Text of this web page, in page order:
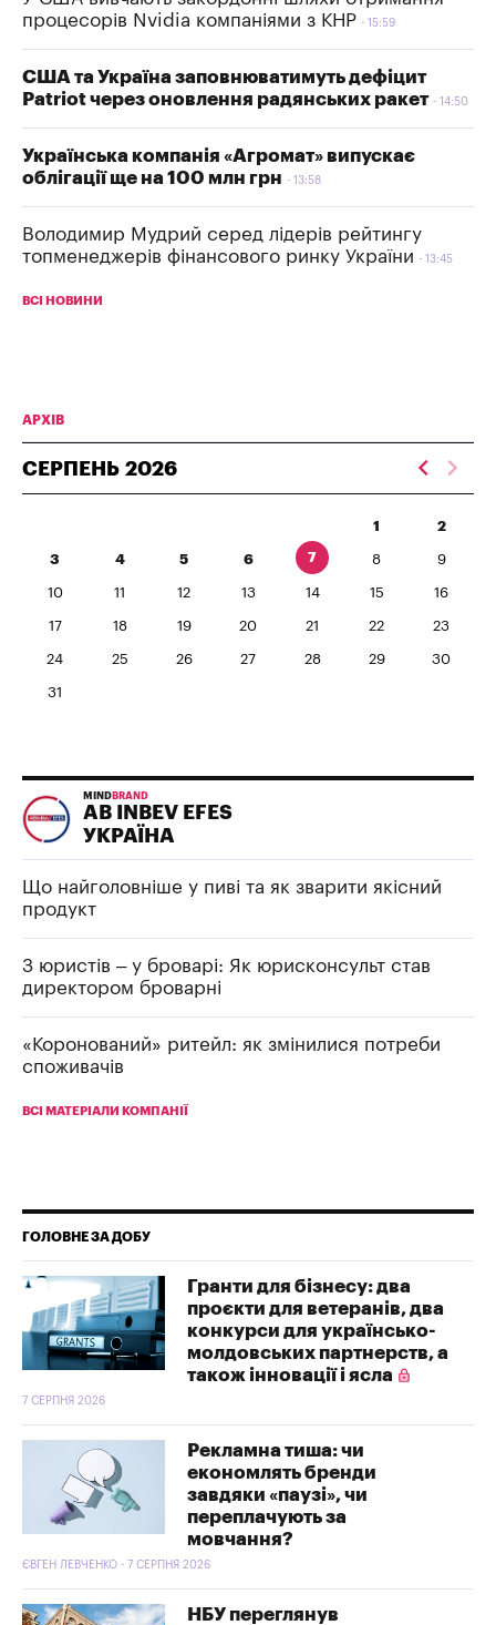
процесорів Nvidia компаніями з КНР
15:59
США та Україна заповнюватимуть дефіцит
Patriot через оновлення радянських ракет
14:50
Українська компанія «Агромат» випускає
облігації ще на 100 млн грн
13:58
Володимир Мудрий серед лідерів рейтингу
топменеджерів фінансового ринку України
13:45
ВСІ НОВИНИ
АРХІВ
СЕРПЕНЬ 2026
1 2
3 4 5 6 7 8 9
10 11 12 13 14 15 16
17 18 19 20 21 22 23
24 25 26 27 28 29 30
31
MIND BRAND
AB INBEV EFES
УКРАЇНА
Що найголовніше у пиві та як зварити якісний
продукт
З юристів – у броварі: Як юрисконсульт став
директором броварні
«Коронований» ритейл: як змінилися потреби
споживачів
ВСІ МАТЕРІАЛИ КОМПАНІЇ
ГОЛОВНЕ ЗА ДОБУ
Гранти для бізнесу: два
проєкти для ветеранів, два
конкурси для українсько-
молдовських партнерств, а
також інновації і ясла
7 СЕРПНЯ 2026
Рекламна тиша: чи
економлять бренди
завдяки «паузі», чи
переплачують за
мовчання?
ЄВГЕН ЛЕВЧЕНКО - 7 СЕРПНЯ 2026
НБУ переглянув